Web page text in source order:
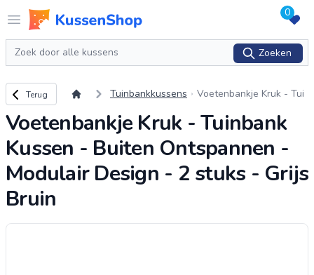
Open menu
Logo www.kussenshop.nl 0
Zoeken
Zoeken
Terug naar overzicht
Terug Tuinbankkussens
Voetenbankje Kruk - Tui
ntspannen - Modulair De
n
Voetenbankje Kruk - Tuinbank
Kussen - Buiten Ontspannen -
Modulair Design - 2 stuks - Grijs
Bruin